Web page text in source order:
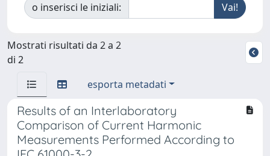
o inserisci le iniziali:
Mostrati risultati da 2 a 2
di 2
esporta metadati
Results of an Interlaboratory
Comparison of Current Harmonic
Measurements Performed According to